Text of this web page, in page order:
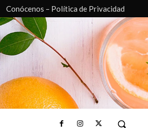
Conócenos – Política de Privacidad